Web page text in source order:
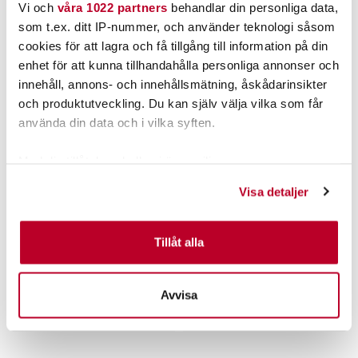
Vi och våra 1022 partners behandlar din personliga data,
som t.ex. ditt IP-nummer, och använder teknologi såsom
cookies för att lagra och få tillgång till information på din
enhet för att kunna tillhandahålla personliga annonser och
innehåll, annons- och innehållsmätning, åskådarinsikter
och produktutveckling. Du kan själv välja vilka som får
använda din data och i vilka syften.
Identifiera din enhet genom att aktivt skanna den för
specifika kännetecken (fingeravtryck)
Ta reda på mer om hur dina personliga uppgifter
Du kan ändra eller dra tillbaka ditt samtycke när som
helst från cookie-förklaringen.
Visa detaljer
Tillåt alla
Avvisa
5kg
:
519,00 kr
SHIMANO
5kg.
339,00 kr
519,00 kr